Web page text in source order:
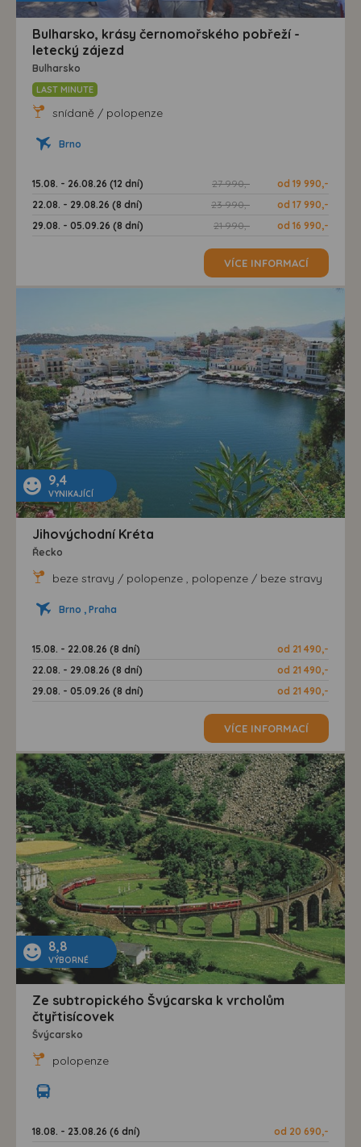
Bulharsko, krásy černomořského pobřeží -
letecký zájezd
Bulharsko
LAST MINUTE
snídaně / polopenze
Brno
15.08. - 26.08.26 (12 dní) 27 990,-
od 19 990,-
22.08. - 29.08.26 (8 dní)
23 990,-
od 17 990,-
29.08. - 05.09.26 (8 dní)
21 990,- od 16 990,-
VÍCE INFORMACÍ
9,4
VYNIKAJÍCÍ
Jihovýchodní Kréta
Řecko
beze stravy / polopenze , polopenze / beze stravy
Brno , Praha
15.08. - 22.08.26 (8 dní)
od 21 490,-
22.08. - 29.08.26 (8 dní)
od 21 490,-
29.08. - 05.09.26 (8 dní)
od 21 490,-
VÍCE INFORMACÍ
8,8
VÝBORNÉ
Ze subtropického Švýcarska k vrcholům
čtyřtisícovek
Švýcarsko
polopenze
18.08. - 23.08.26 (6 dní) od 20 690,-